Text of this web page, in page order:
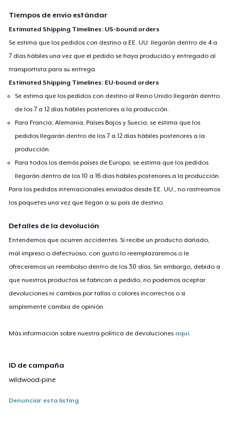
Tiempos de envío estándar
Estimated Shipping Timelines: US-bound orders
Se estima que los pedidos con destino a EE. UU. llegarán dentro de 4 a
7 días hábiles una vez que el pedido se haya producido y entregado al
transportista para su entrega.
Estimated Shipping Timelines: EU-bound orders
Se estima que los pedidos con destino al Reino Unido llegarán dentro
de los 7 a 12 días hábiles posteriores a la producción.
Para Francia, Alemania, Países Bajos y Suecia, se estima que los
pedidos llegarán dentro de los 7 a 12 días hábiles posteriores a la
producción.
Para todos los demás países de Europa, se estima que los pedidos
llegarán dentro de los 10 a 16 días hábiles posteriores a la producción.
Para los pedidos internacionales enviados desde EE. UU., no rastreamos
los paquetes una vez que llegan a su país de destino.
Detalles de la devolución
Entendemos que ocurren accidentes. Si recibe un producto dañado,
mal impreso o defectuoso, con gusto lo reemplazaremos o le
ofreceremos un reembolso dentro de los 30 días. Sin embargo, debido a
que nuestros productos se fabrican a pedido, no podemos aceptar
devoluciones ni cambios por tallas o colores incorrectos o si
simplemente cambia de opinión.
Más información sobre nuestra política de devoluciones aquí
ID de campaña
wildwood-pine
Denunciar esta listing